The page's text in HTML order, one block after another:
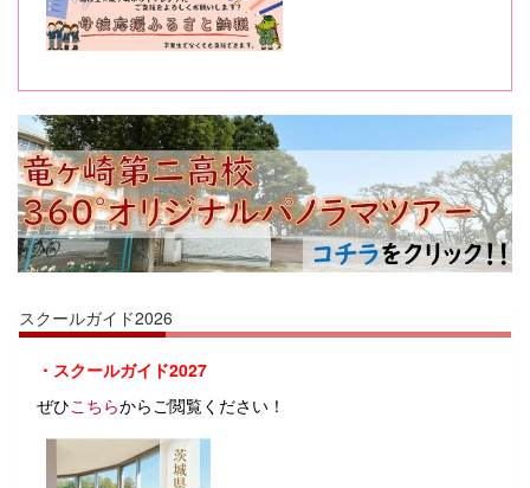
スクールガイド2026
・スクールガイド2027
ぜひこちらからご閲覧ください！